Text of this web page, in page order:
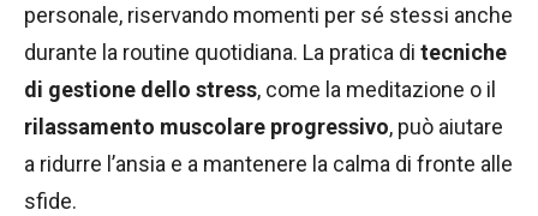
personale, riservando momenti per sé stessi anche
durante la routine quotidiana. La pratica di tecniche
di gestione dello stress, come la meditazione o il
rilassamento muscolare progressivo, può aiutare
a ridurre l’ansia e a mantenere la calma di fronte alle
sfide.